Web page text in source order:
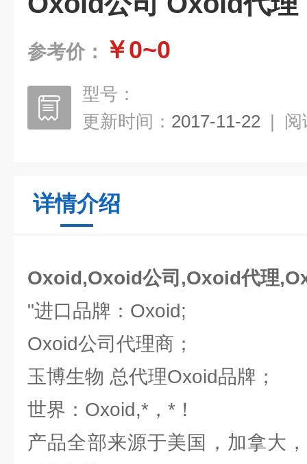
参考价： ￥0~0
型号：
更新时间： 2017-11-22 | 阅
详情介绍
Oxoid,Oxoid公司,Oxoid代理
"进口品牌：Oxoid;
Oxoid公司代理商；
玉博生物 总代理Oxoid品牌；
世界：Oxoid,*，*！
产品全部来源于美国，加拿大